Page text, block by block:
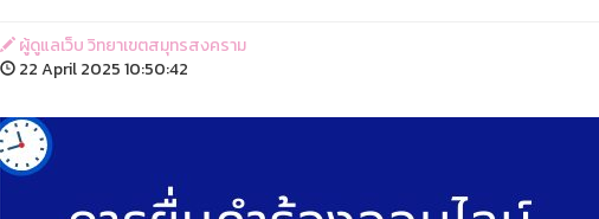
ผู้ดูแลเว็บ วิทยาเขตสมุทรสงคราม
22 April 2025 10:50:42